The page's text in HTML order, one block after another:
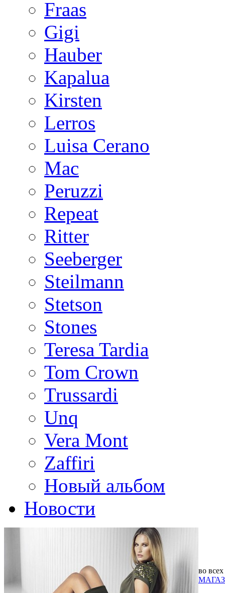
Fraas
Gigi
Hauber
Kapalua
Kirsten
Lerros
Luisa Cerano
Mac
Peruzzi
Repeat
Ritter
Seeberger
Steilmann
Stetson
Stones
Teresa Tardia
Tom Crown
Trussardi
Unq
Vera Mont
Zaffiri
Новый альбом
Новости
во всех